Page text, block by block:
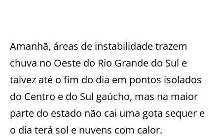
Amanhã, áreas de instabilidade trazem
chuva no Oeste do Rio Grande do Sul e
talvez até o fim do dia em pontos isolados
do Centro e do Sul gaúcho, mas na maior
parte do estado não cai uma gota sequer e
o dia terá sol e nuvens com calor.